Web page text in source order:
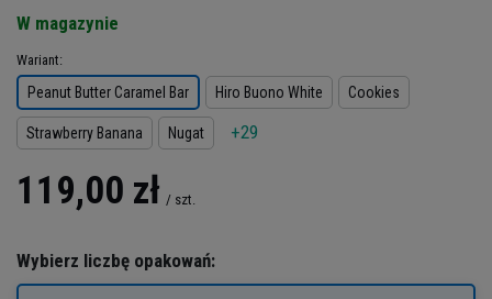
W magazynie
Wariant
Peanut Butter Caramel Bar Hiro Buono White Cookies
Strawberry Banana Nugat +29
119,00 zł / szt.
Wybierz liczbę opakowań: